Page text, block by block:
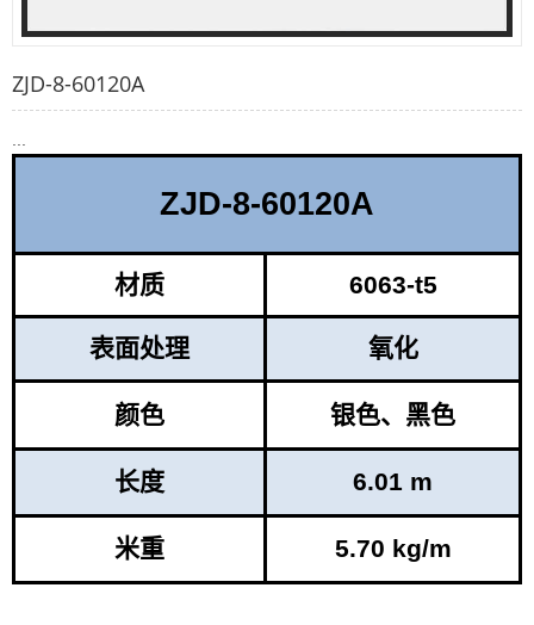
ZJD-8-60120A
ZJD-8-60120A
材质 6063-t5
表面处理 氧化
颜色 银色、黑色
长度 6.01 m
米重 5.70 kg/m